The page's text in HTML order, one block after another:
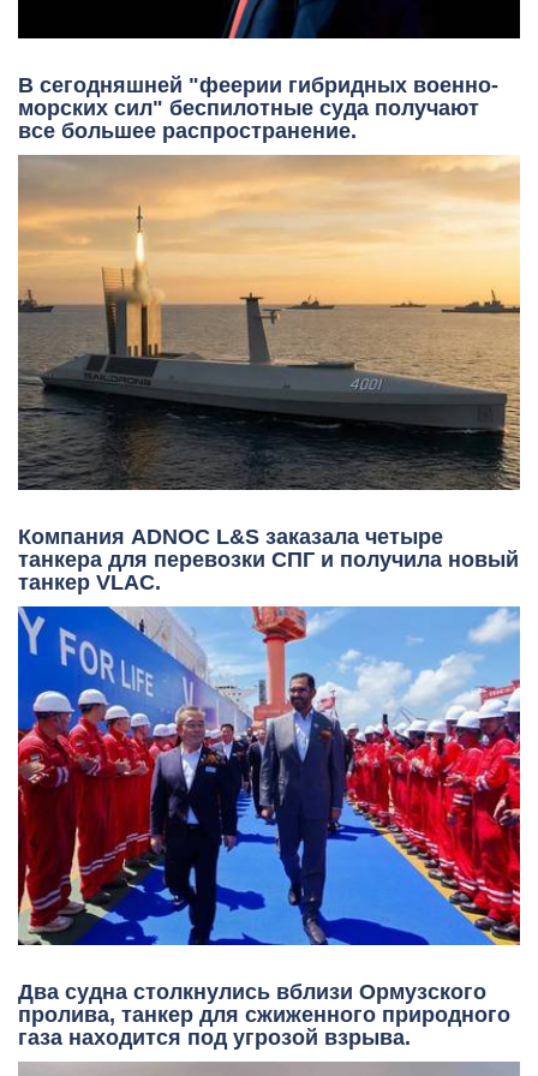
В сегодняшней "феерии гибридных военно-
морских сил" беспилотные суда получают
все большее распространение.
Компания ADNOC L&S заказала четыре
танкера для перевозки СПГ и получила новый
танкер VLAC.
Два судна столкнулись вблизи Ормузского
пролива, танкер для сжиженного природного
газа находится под угрозой взрыва.